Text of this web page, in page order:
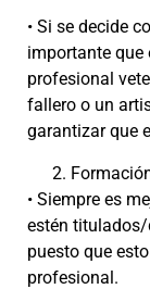
• Si se decide
importante
profesional
fallero o un
garantizar que
• Siempre es
estén
puesto que
profesional.